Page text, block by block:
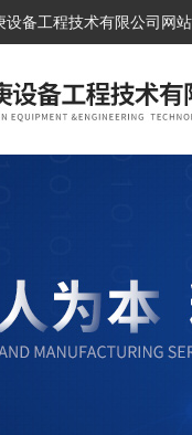
设备工程技术有限公司 网站